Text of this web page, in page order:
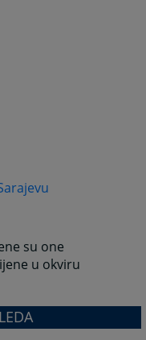
su one
u okviru